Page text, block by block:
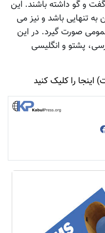
و گو داشته باشند. اين
تنهايی باشد و نيز می
صورت گيرد. در اين
پشتو و انگليسی
اينجا را کليک کنيد